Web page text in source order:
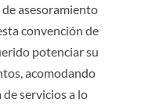
asesoramiento
convención de
potenciar su
acomodando
servicios a lo